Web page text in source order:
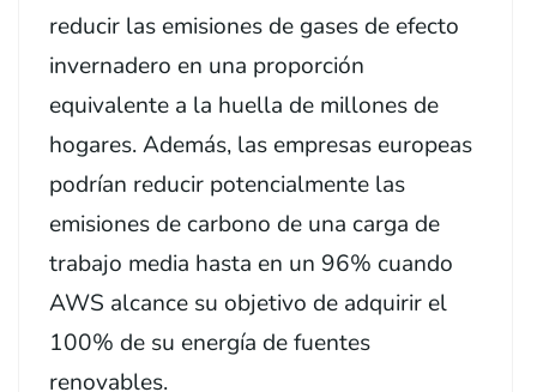
reducir las emisiones de gases de efecto
invernadero en una proporción
equivalente a la huella de millones de
hogares. Además, las empresas europeas
podrían reducir potencialmente las
emisiones de carbono de una carga de
trabajo media hasta en un 96% cuando
AWS alcance su objetivo de adquirir el
100% de su energía de fuentes
renovables.